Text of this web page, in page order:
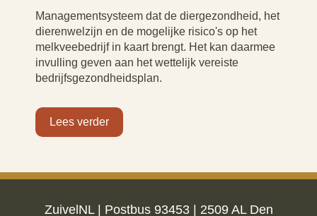
Managementsysteem dat de diergezondheid, het
dierenwelzijn en de mogelijke risico's op het
melkveebedrijf in kaart brengt. Het kan daarmee
invulling geven aan het wettelijk vereiste
bedrijfsgezondheidsplan.
Lees verder
ZuivelNL | Postbus 93453 | 2509 AL Den